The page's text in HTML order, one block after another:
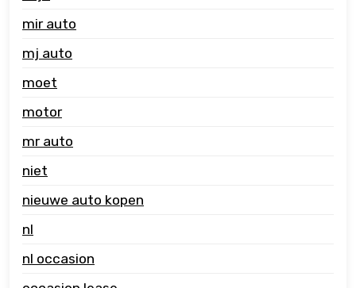
mir auto
mj auto
moet
motor
mr auto
niet
nieuwe auto kopen
nl
nl occasion